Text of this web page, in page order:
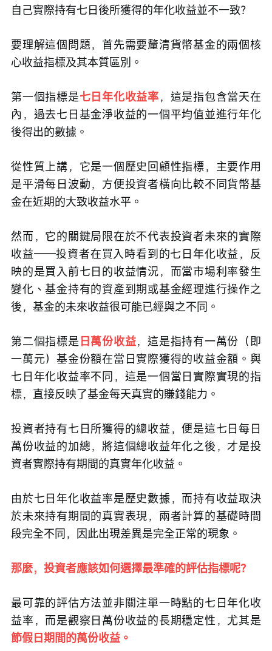
自己實際持有七日後所獲得的年化收益並不一致？
要理解這個問題，首先需要釐清貨幣基金的兩個核
心收益指標及其本質區別。
第一個指標是七日年化收益率，這是指包含當天在
內，過去七日基金淨收益的一個平均值並進行年化
後得出的數據。
從性質上講，它是一個歷史回顧性指標，主要作用
是平滑每日波動，方便投資者橫向比較不同貨幣基
金在近期的大致收益水平。
然而，它的關鍵局限在於不代表投資者未來的實際
收益——投資者在買入時看到的七日年化收益，反
映的是買入前七日的收益情況，而當市場利率發生
變化、基金持有的資產到期或基金經理進行操作之
後，基金的未來收益很可能已經與之不同。
第二個指標是 日萬份收益，這是指持有一萬份（即
一萬元）基金份額在當日實際獲得的收益金額。與
七日年化收益率不同，這是一個當日實際實現的指
標，直接反映了基金每天真實的賺錢能力。
投資者持有七日所獲得的總收益，便是這七日每日
萬份收益的加總，將這個總收益年化之後，才是投
資者實際持有期間的真實年化收益。
由於七日年化收益率是歷史數據，而持有收益取決
於未來持有期間的真實表現，兩者計算的基礎時間
段完全不同，因此出現差異是完全正常的現象。
那麼，投資者應該如何選擇最準確的評估指標呢？
最可靠的評估方法並非關注單一時點的七日年化收
益率，而是觀察日萬份收益的長期穩定性，尤其是
節假日期間的萬份收益。